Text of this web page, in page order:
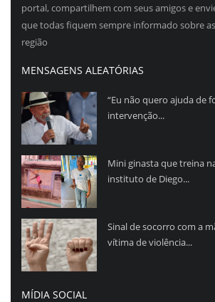
portal, compartilhem com seus amigos e
que todas fiquem sempre informado sobre
região
MENSAGENS ALEATÓRIAS
“Eu não quero ajuda de
intervenção...
Mini ginasta que treina
instituto de Diego...
Sinal de socorro com a
vítima de violência...
MÍDIA SOCIAL